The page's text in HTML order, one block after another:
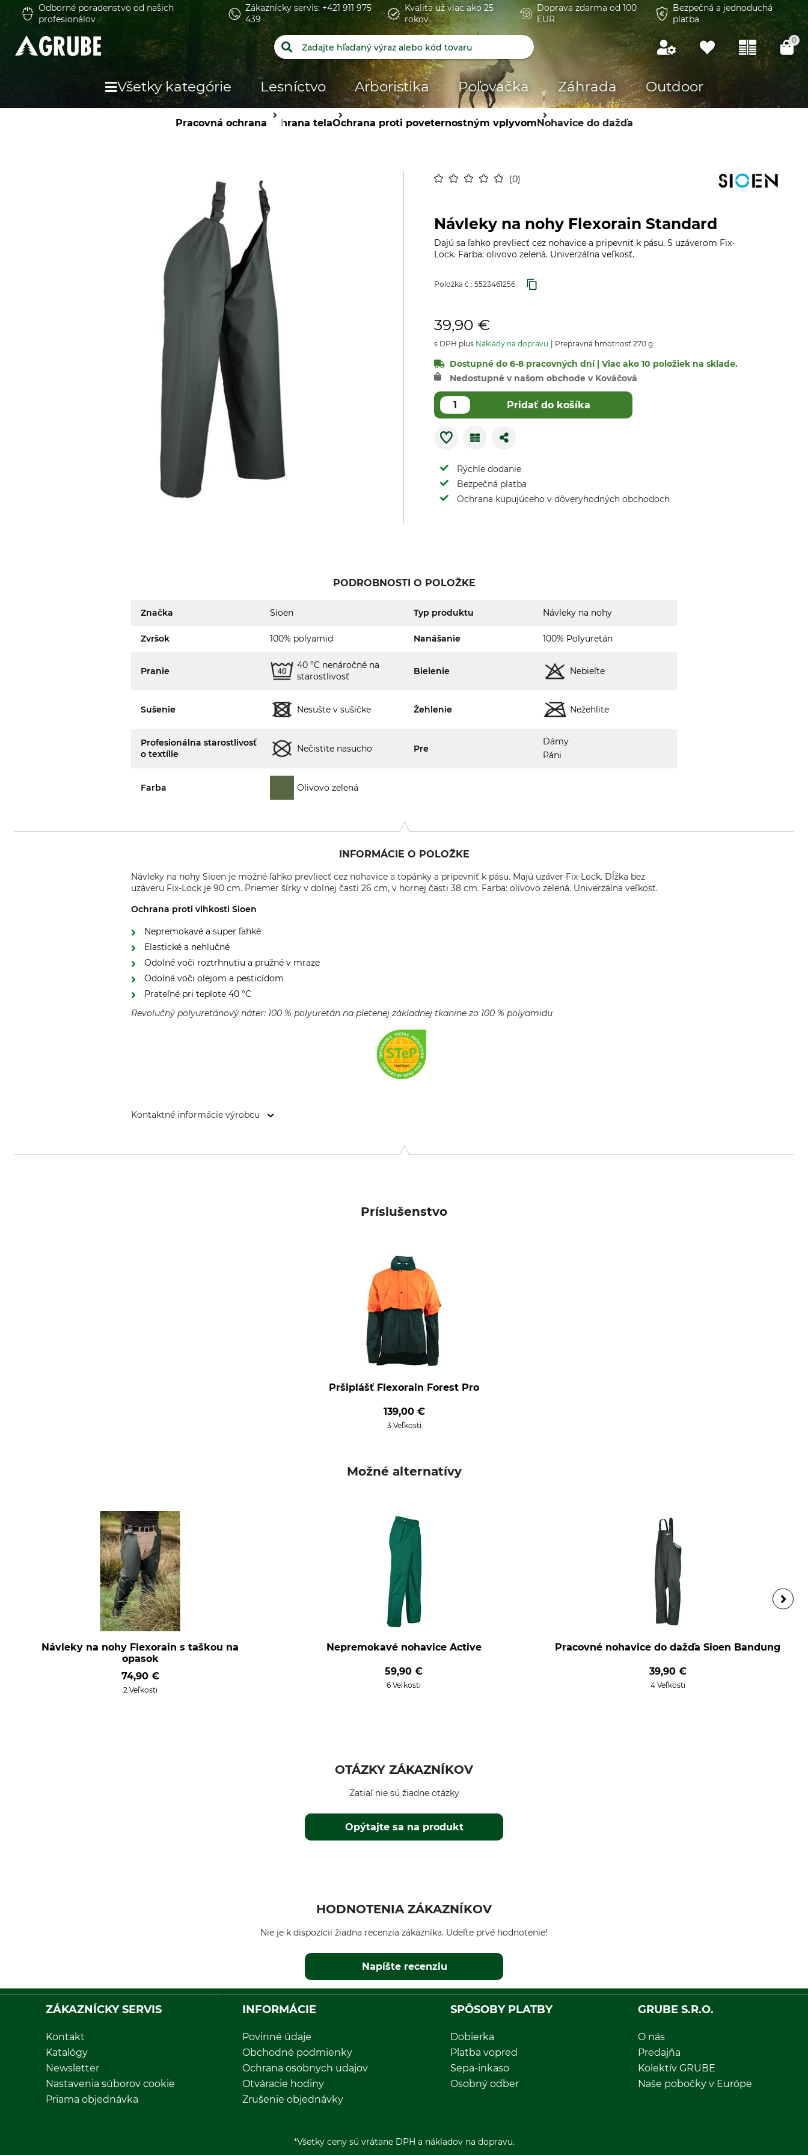
Odborné poradenstvo od našich
profesionálov
Zákaznícky servis: +421 911 975
439
Kvalita už viac ako 25
rokov
Doprava zdarma od 100
EUR
Bezpečná a jednoduchá
platba
0
Všetky kategórie Lesníctvo Arboristika Poľovačka Záhrada Outdoor
Pracovná ochrana Ochrana telaOchrana proti poveternostným vplyvomNohavice do dažďa
0
Návleky na nohy Flexorain Standard
Dajú sa ľahko prevliecť cez nohavice a pripevniť k pásu. S uzáverom Fix-
Lock. Farba: olivovo zelená. Univerzálna veľkosť.
Položka č.: 5523461256
39,90 €
s DPH plus Náklady na dopravu Prepravná hmotnosť 270 g
Dostupné do 6-8 pracovných dní | Viac ako 10 položiek na sklade.
Nedostupné v našom obchode v Kováčová
Pridať do košíka
Rýchle dodanie
Bezpečná platba
Ochrana kupujúceho v dôveryhodných obchodoch
PODROBNOSTI O POLOŽKE
Značka Sioen Typ produktu Návleky na nohy
Zvršok 100% polyamid Nanášanie 100% Polyuretán
Pranie
40 °C nenáročné na
starostlivosť
Bielenie Nebieľte
Sušenie Nesušte v sušičke Žehlenie Nežehlite
Profesionálna starostlivosť
o textílie
Nečistite nasucho Pre
Dámy
Páni
Farba Olivovo zelená
INFORMÁCIE O POLOŽKE
Návleky na nohy Sioen je možné ľahko prevliecť cez nohavice a topánky a pripevniť k pásu. Majú uzáver Fix-Lock. Dĺžka bez
uzáveru Fix-Lock je 90 cm. Priemer šírky v dolnej časti 26 cm, v hornej časti 38 cm. Farba: olivovo zelená. Univerzálna veľkosť.
Ochrana proti vlhkosti Sioen
Nepremokavé a super ľahké
Elastické a nehlučné
Odolné voči roztrhnutiu a pružné v mraze
Odolná voči olejom a pesticídom
Prateľné pri teplote 40 °C
Revolučný polyuretánový náter: 100 % polyuretán na pletenej základnej tkanine zo 100 % polyamidu
Kontaktné informácie výrobcu
Príslušenstvo
Pršiplášť Flexorain Forest Pro
139,00 €
3 Veľkosti
Možné alternatívy
Návleky na nohy Flexorain s taškou na
opasok
74,90 €
2 Veľkosti
Nepremokavé nohavice Active
59,90 €
6 Veľkosti
Pracovné nohavice do dažďa Sioen Bandung
39,90 €
4 Veľkosti
OTÁZKY ZÁKAZNÍKOV
Opýtajte sa na produkt
Zatiaľ nie sú žiadne otázky
HODNOTENIA ZÁKAZNÍKOV
Nie je k dispozícii žiadna recenzia zákazníka. Udeľte prvé hodnotenie!
Napíšte recenziu
ZÁKAZNÍCKY SERVIS
Kontakt
Katalógy
Newsletter
Nastavenia súborov cookie
Priama objednávka
INFORMÁCIE
Povinné údaje
Obchodné podmienky
Ochrana osobnych udajov
Otváracie hodiny
Zrušenie objednávky
SPÔSOBY PLATBY
Dobierka
Platba vopred
Sepa-inkaso
Osobný odber
GRUBE S.R.O.
O nás
Predajňa
Kolektív GRUBE
Naše pobočky v Európe
*Všetky ceny sú vrátane DPH a nákladov na dopravu.